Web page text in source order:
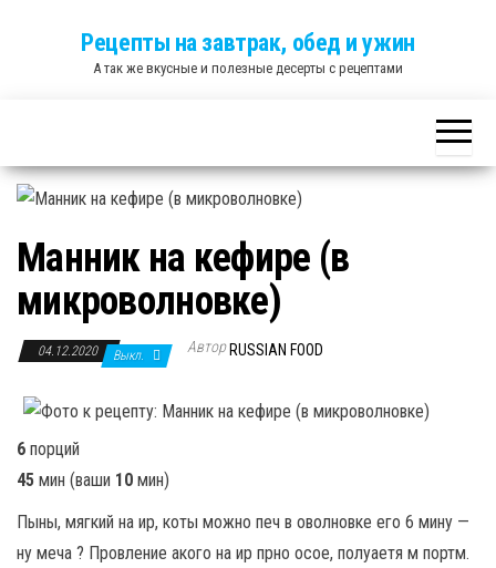
Рецепты на завтрак, обед и ужин
А так же вкусные и полезные десерты с рецептами
Манник на кефире (в
микроволновке)
04.12.2020 Выкл. Автор RUSSIAN FOOD
6 порций
45 мин (ваши 10 мин)
Пыны, мягкий на ир, коты можно печ в оволновке его 6 мину —
ну меча ? Провление акого на ир прно осое, полуаетя м портм.